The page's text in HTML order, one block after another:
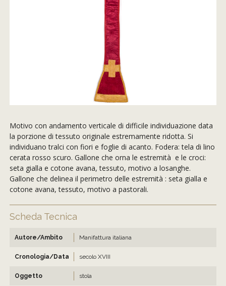
Motivo con andamento verticale di difficile individuazione data
la porzione di tessuto originale estremamente ridotta. Si
individuano tralci con fiori e foglie di acanto. Fodera: tela di lino
cerata rosso scuro. Gallone che orna le estremità e le croci:
seta gialla e cotone avana, tessuto, motivo a losanghe.
Gallone che delinea il perimetro delle estremità : seta gialla e
cotone avana, tessuto, motivo a pastorali.
Scheda Tecnica
Autore/Ambito Manifattura italiana
Cronologia/Data secolo XVIII
Oggetto stola